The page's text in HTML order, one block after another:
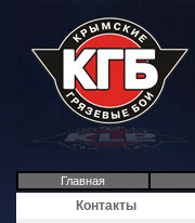
Главная
Контакты